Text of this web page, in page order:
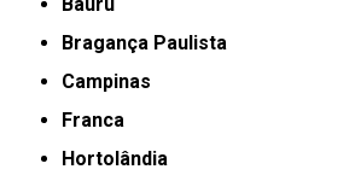
Bauru
Bragança Paulista
Campinas
Franca
Hortolândia